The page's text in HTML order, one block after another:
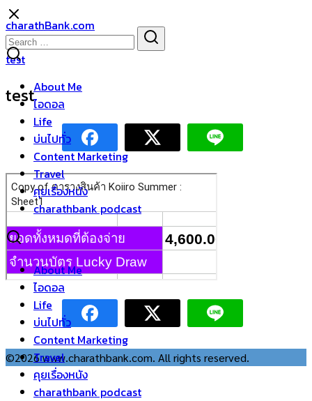
Skip
to
content
charathBank.com
About Me
ไอดอล
Life
บ่นไปทั่ว
Content Marketing
Travel
คุยเรื่องหนัง
charathbank podcast
About Me
ไอดอล
Life
บ่นไปทั่ว
Content Marketing
Travel
คุยเรื่องหนัง
charathbank podcast
Search
for:
test
test
©2026 www.charathbank.com. All rights reserved.